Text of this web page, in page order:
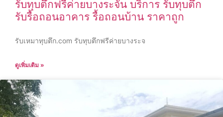
รับทุบตึกฟรีค่ายบางระจัน บริการ รับทุบตึก
รับรื้อถอนอาคาร รื้อถอนบ้าน ราคาถูก
รับเหมาทุบตึก.com รับทุบตึกฟรีค่ายบางระจ
ดูเพิ่มเติม »